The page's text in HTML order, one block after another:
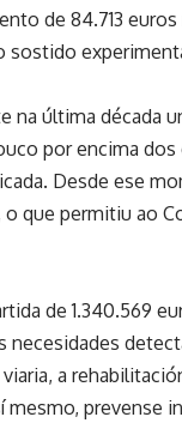
de 84.713
na última década
por encima
Desde ese
que permitiu ao
de 1.340.569
necesidades
a
prevense